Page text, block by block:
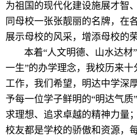
为祖国的现代化建设施展才智、
同母校一张张靓丽的名牌，在
展示母校的风采，增添母校的荣
本着“人文明德、山水达材
一生”的办学理念，我校历来
工作，我们希望，明达中学深
予每一位学子鲜明的“明达气
求理想、追求卓越的精神力量
校友都是学校的骄傲和资源，